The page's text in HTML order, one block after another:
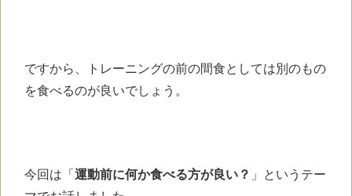
ですから、トレーニングの前の間食としては別のもの
を食べるのが良いでしょう。
今回は「 運動前に何か食べる方が良い？ 」というテー